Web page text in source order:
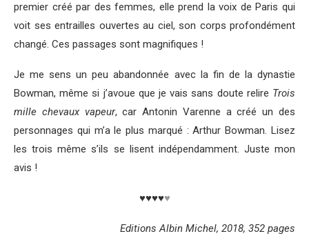
premier créé par des femmes, elle prend la voix de Paris qui
voit ses entrailles ouvertes au ciel, son corps profondément
changé. Ces passages sont magnifiques !
Je me sens un peu abandonnée avec la fin de la dynastie
Bowman, même si j’avoue que je vais sans doute relire Trois
mille chevaux vapeur, car Antonin Varenne a créé un des
personnages qui m’a le plus marqué : Arthur Bowman. Lisez
les trois même s’ils se lisent indépendamment. Juste mon
avis !
♥♥♥♥♥
Editions Albin Michel, 2018, 352 pages